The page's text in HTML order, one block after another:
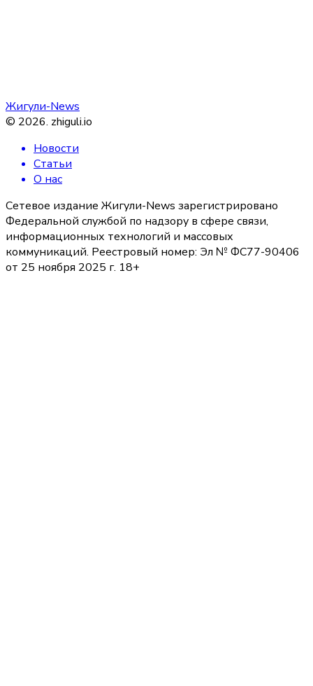
Жигули-News
© 2026. zhiguli.io
Новости
Статьи
О нас
Сетевое издание Жигули-News зарегистрировано
Федеральной службой по надзору в сфере связи,
информационных технологий и массовых
коммуникаций. Реестровый номер: Эл № ФС77-90406
от 25 ноября 2025 г. 18+